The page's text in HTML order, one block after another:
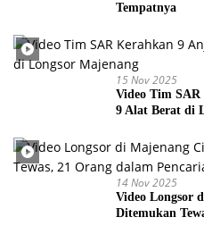
Tempatnya
15 Nov 2025
Video Tim
9 Alat Berat di
14 Nov 2025
Video Longsor
Ditemukan